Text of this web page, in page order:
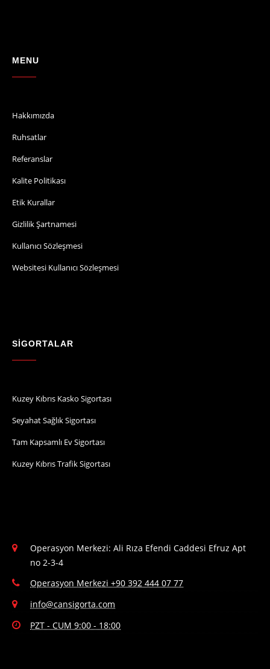
MENU
Hakkımızda
Ruhsatlar
Referanslar
Kalite Politikası
Etik Kurallar
Gizlilik Şartnamesi
Kullanıcı Sözleşmesi
Websitesi Kullanıcı Sözleşmesi
SİGORTALAR
Kuzey Kıbrıs Kasko Sigortası
Seyahat Sağlık Sigortası
Tam Kapsamlı Ev Sigortası
Kuzey Kıbrıs Trafik Sigortası
Operasyon Merkezi: Ali Rıza Efendi Caddesi Efruz Apt
no 2-3-4
Operasyon Merkezi +90 392 444 07 77
info@cansigorta.com
PZT - CUM 9:00 - 18:00